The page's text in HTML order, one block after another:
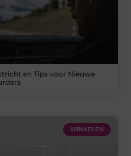
en Tips voor Nieuwe
WINKELEN